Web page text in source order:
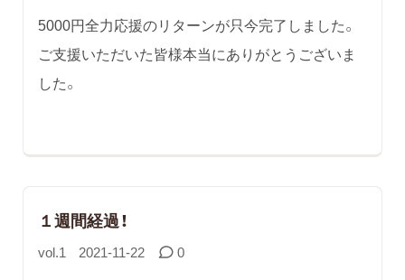
5000円全力応援のリターンが只今完了しました。
ご支援いただいた皆様本当にありがとうございま
した。
１週間経過！
vol.1 2021-11-22 0